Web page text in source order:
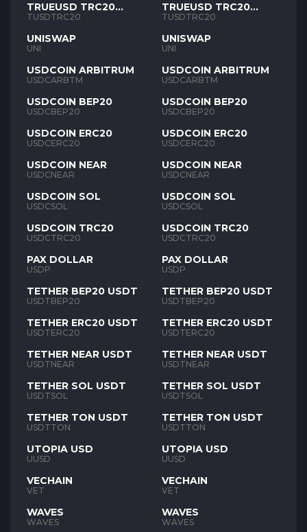
TRUEUSD TRC20
TUSD
TUSDTRC20
UNISWAP
UNI
USDCOIN ARBITRUM
USDCARBTM
USDCOIN BEP20
USDCBEP20
USDCOIN ERC20
USDCERC20
USDCOIN NEAR
USDCNEAR
USDCOIN SOL
USDCSOL
USDCOIN TRC20
USDCTRC20
PAX DOLLAR
USDP
TETHER BEP20 USDT
USDTBEP20
TETHER ERC20 USDT
USDTERC20
TETHER NEAR USDT
USDTNEAR
TETHER SOL USDT
USDTSOL
TETHER TON USDT
USDTTON
UTOPIA USD
UUSD
VECHAIN
VET
WAVES
WAVES
TRUEUSD TRC20
TUSD
TUSDTRC20
UNISWAP
UNI
USDCOIN ARBITRUM
USDCARBTM
USDCOIN BEP20
USDCBEP20
USDCOIN ERC20
USDCERC20
USDCOIN NEAR
USDCNEAR
USDCOIN SOL
USDCSOL
USDCOIN TRC20
USDCTRC20
PAX DOLLAR
USDP
TETHER BEP20 USDT
USDTBEP20
TETHER ERC20 USDT
USDTERC20
TETHER NEAR USDT
USDTNEAR
TETHER SOL USDT
USDTSOL
TETHER TON USDT
USDTTON
UTOPIA USD
UUSD
VECHAIN
VET
WAVES
WAVES